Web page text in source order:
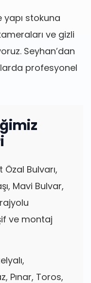
yapı stokuna
ve gizli
Seyhan’dan
profesyonel
Özal Bulvarı,
Mavi Bulvar,
ve montaj
Pınar, Toros,